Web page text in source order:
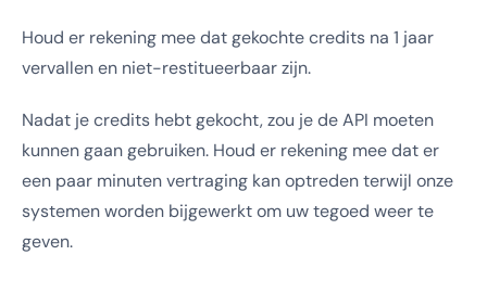
Houd er rekening mee dat gekochte credits na 1 jaar
vervallen en niet-restitueerbaar zijn.
Nadat je credits hebt gekocht, zou je de API moeten
kunnen gaan gebruiken. Houd er rekening mee dat er
een paar minuten vertraging kan optreden terwijl onze
systemen worden bijgewerkt om uw tegoed weer te
geven.